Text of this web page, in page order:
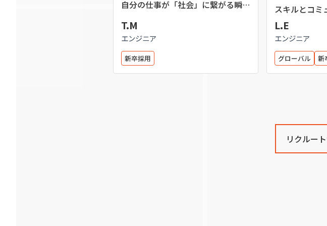
自分の仕事が「社会」に繋がる瞬間
T.M
エンジニア
新卒採用
スキルとコミ
拓く日本での
L.E
エンジニア
グローバル 新
リクルー